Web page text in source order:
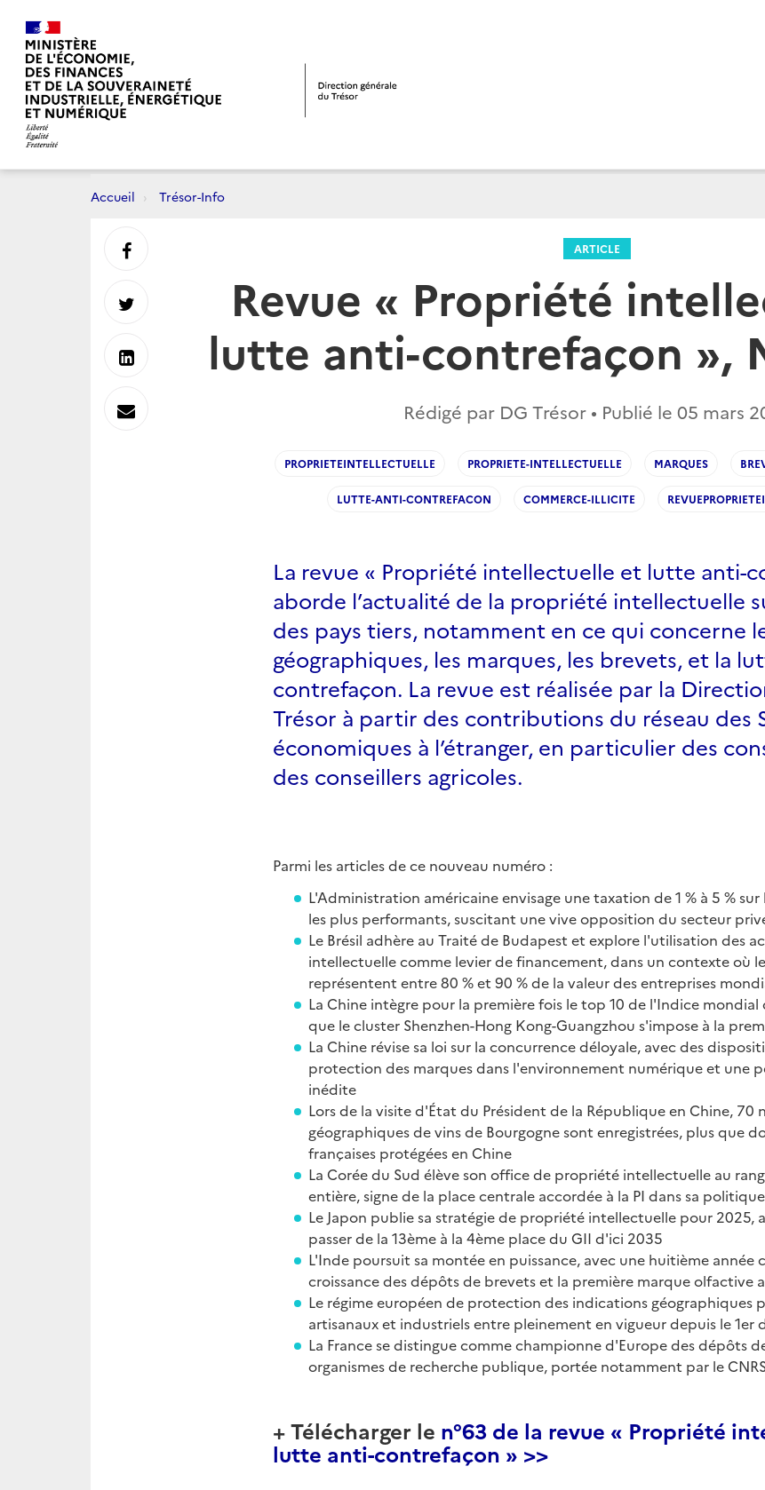
Accueil Trésor-Info
ARTICLE
Revue « Propriété
lutte anti-contrefaçon »,
Rédigé par DG Trésor • Publié le 05 mars
PROPRIETEINTELLECTUELLE PROPRIETE-INTELLECTUELLE MARQUES
LUTTE-ANTI-CONTREFACON COMMERCE-ILLICITE
La revue « Propriété intellectuelle et lutte anti-
aborde l’actualité de la propriété intellectuelle
des pays tiers, notamment en ce qui concerne
géographiques, les marques, les brevets, et la
contrefaçon. La revue est réalisée par la
Trésor à partir des contributions du réseau des
économiques à l’étranger, en particulier des
des conseillers agricoles.
Parmi les articles de ce nouveau numéro :
L'Administration américaine envisage une taxation de 1 % à 5 %
les plus performants, suscitant une vive opposition du secteur
Le Brésil adhère au Traité de Budapest et explore l'utilisation des
intellectuelle comme levier de financement, dans un contexte où
représentent entre 80 % et 90 % de la valeur des entreprises
La Chine intègre pour la première fois le top 10 de l'Indice
que le cluster Shenzhen-Hong Kong-Guangzhou s'impose à la
La Chine révise sa loi sur la concurrence déloyale, avec des
protection des marques dans l'environnement numérique et une
inédite
Lors de la visite d'État du Président de la République en Chine, 70
géographiques de vins de Bourgogne sont enregistrées, plus que
françaises protégées en Chine
La Corée du Sud élève son office de propriété intellectuelle au
entière, signe de la place centrale accordée à la PI dans sa
Le Japon publie sa stratégie de propriété intellectuelle pour 2025,
passer de la 13ème à la 4ème place du GII d'ici 2035
L'Inde poursuit sa montée en puissance, avec une huitième année
croissance des dépôts de brevets et la première marque olfactive
Le régime européen de protection des indications géographiques
artisanaux et industriels entre pleinement en vigueur depuis le 1er
La France se distingue comme championne d'Europe des dépôts
organismes de recherche publique, portée notamment par le
+ Télécharger le n°63 de la revue « Propriété
lutte anti-contrefaçon » >>
Partager
sur
Facebook
Partager
sur
Partager
sur
Envoyer